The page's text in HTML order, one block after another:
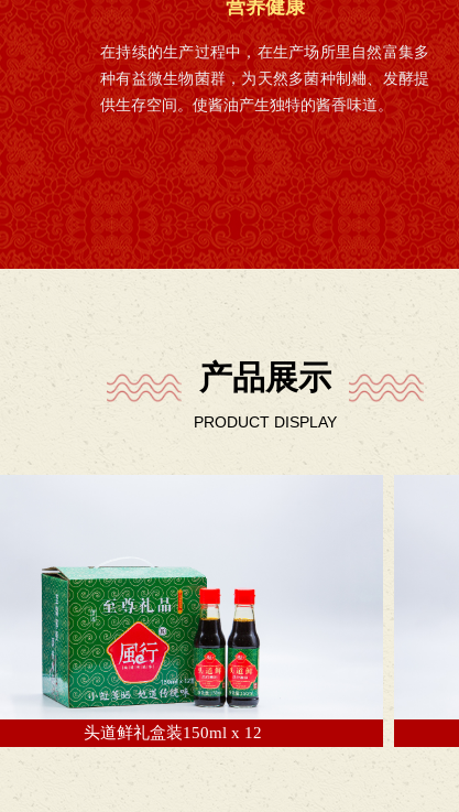
营养健康
在持续的生产过程中，在生产场所里自然富集多
种有益微生物菌群，为天然多菌种制粬、发酵提
供生存空间。使酱油产生独特的酱香味道。
产品展示
PRODUCT DISPLAY
头道鲜礼盒装150ml x 12